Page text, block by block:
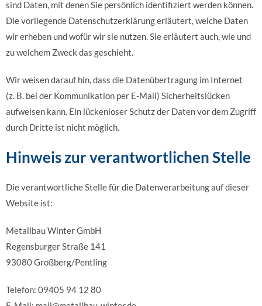
sind Daten, mit denen Sie persönlich identifiziert werden können.
Die vorliegende Datenschutzerklärung erläutert, welche Daten
wir erheben und wofür wir sie nutzen. Sie erläutert auch, wie und
zu welchem Zweck das geschieht.
Wir weisen darauf hin, dass die Datenübertragung im Internet
(z. B. bei der Kommunikation per E-Mail) Sicherheitslücken
aufweisen kann. Ein lückenloser Schutz der Daten vor dem Zugriff
durch Dritte ist nicht möglich.
Hinweis zur verantwortlichen Stelle
Die verantwortliche Stelle für die Datenverarbeitung auf dieser
Website ist:
Metallbau Winter GmbH
Regensburger Straße 141
93080 Großberg/Pentling
Telefon: 09405 94 12 80